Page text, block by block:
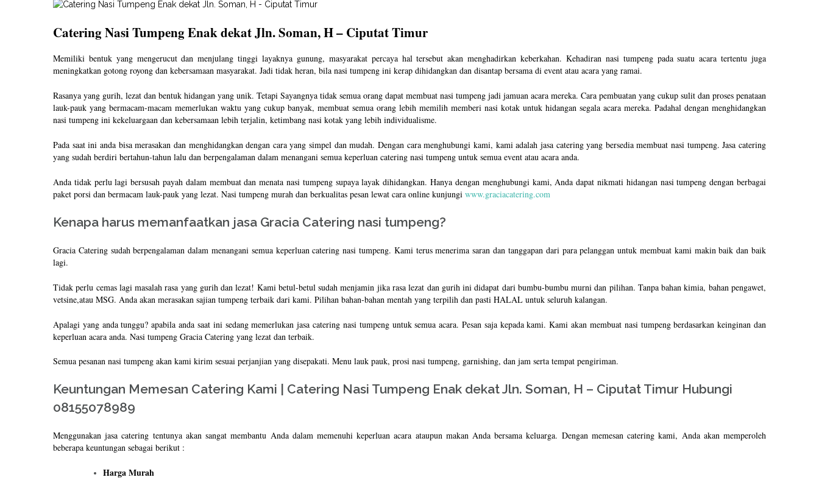
Catering Nasi Tumpeng Enak dekat Jln. Soman, H – Ciputat Timur
Memiliki bentuk yang mengerucut dan menjulang tinggi layaknya gunung, masyarakat percaya hal tersebut akan menghadirkan keberkahan. Kehadiran nasi tumpeng pada suatu acara tertentu juga
meningkatkan gotong royong dan kebersamaan masyarakat. Jadi tidak heran, bila nasi tumpeng ini kerap dihidangkan dan disantap bersama di event atau acara yang ramai.
Rasanya yang gurih, lezat dan bentuk hidangan yang unik. Tetapi Sayangnya tidak semua orang dapat membuat nasi tumpeng jadi jamuan acara mereka. Cara pembuatan yang cukup sulit dan proses penataan
lauk-pauk yang bermacam-macam memerlukan waktu yang cukup banyak, membuat semua orang lebih memilih memberi nasi kotak untuk hidangan segala acara mereka. Padahal dengan menghidangkan
nasi tumpeng ini kekeluargaan dan kebersamaan lebih terjalin, ketimbang nasi kotak yang lebih individualisme.
Pada saat ini anda bisa merasakan dan menghidangkan dengan cara yang simpel dan mudah. Dengan cara menghubungi kami, kami adalah jasa catering yang bersedia membuat nasi tumpeng. Jasa catering
yang sudah berdiri bertahun-tahun lalu dan berpengalaman dalam menangani semua keperluan catering nasi tumpeng untuk semua event atau acara anda.
Anda tidak perlu lagi bersusah payah dalam membuat dan menata nasi tumpeng supaya layak dihidangkan. Hanya dengan menghubungi kami, Anda dapat nikmati hidangan nasi tumpeng dengan berbagai
paket porsi dan bermacam lauk-pauk yang lezat. Nasi tumpeng murah dan berkualitas pesan lewat cara online kunjungi www.graciacatering.com
Kenapa harus memanfaatkan jasa Gracia Catering nasi tumpeng?
Gracia Catering sudah berpengalaman dalam menangani semua keperluan catering nasi tumpeng. Kami terus menerima saran dan tanggapan dari para pelanggan untuk membuat kami makin baik dan baik
lagi.
Tidak perlu cemas lagi masalah rasa yang gurih dan lezat! Kami betul-betul sudah menjamin jika rasa lezat dan gurih ini didapat dari bumbu-bumbu murni dan pilihan. Tanpa bahan kimia, bahan pengawet,
vetsine,atau MSG. Anda akan merasakan sajian tumpeng terbaik dari kami. Pilihan bahan-bahan mentah yang terpilih dan pasti HALAL untuk seluruh kalangan.
Apalagi yang anda tunggu? apabila anda saat ini sedang memerlukan jasa catering nasi tumpeng untuk semua acara. Pesan saja kepada kami. Kami akan membuat nasi tumpeng berdasarkan keinginan dan
keperluan acara anda. Nasi tumpeng Gracia Catering yang lezat dan terbaik.
Semua pesanan nasi tumpeng akan kami kirim sesuai perjanjian yang disepakati. Menu lauk pauk, prosi nasi tumpeng, garnishing, dan jam serta tempat pengiriman.
Keuntungan Memesan Catering Kami | Catering Nasi Tumpeng Enak dekat Jln. Soman, H – Ciputat Timur Hubungi
08155078989
Menggunakan jasa catering tentunya akan sangat membantu Anda dalam memenuhi keperluan acara ataupun makan Anda bersama keluarga. Dengan memesan catering kami, Anda akan memperoleh
beberapa keuntungan sebagai berikut :
Harga Murah